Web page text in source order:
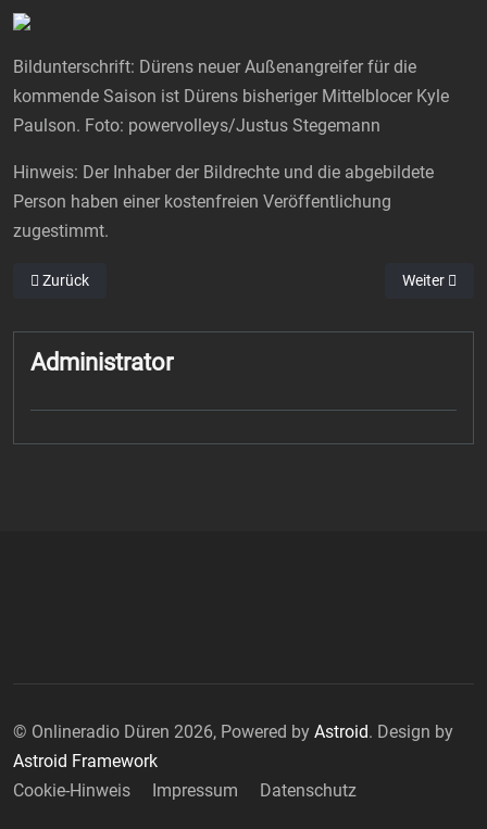
Bildunterschrift: Dürens neuer Außenangreifer für die
kommende Saison ist Dürens bisheriger Mittelblocer Kyle
Paulson. Foto: powervolleys/Justus Stegemann
Hinweis: Der Inhaber der Bildrechte und die abgebildete
Person haben einer kostenfreien Veröffentlichung
zugestimmt.
Vorheriger Beitrag: Seitenwagen-WM: Ein Karriere-Höhepunkt
Zurück Nächster
Weiter
Administrator
© Onlineradio Düren 2026, Powered by Astroid. Design by
Astroid Framework
Cookie-Hinweis
Impressum Datenschutz